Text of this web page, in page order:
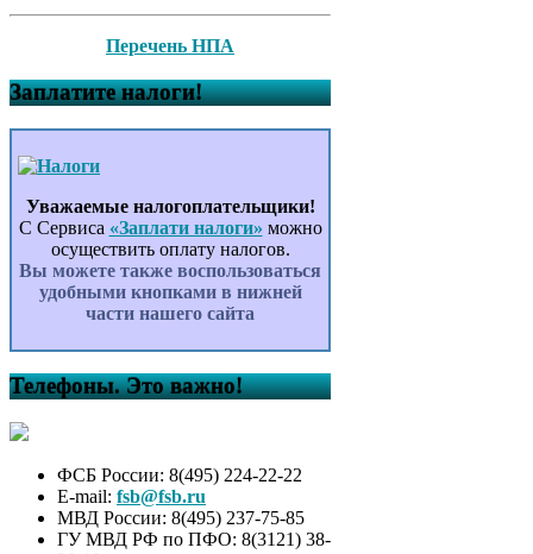
Перечень НПА
Заплатите налоги!
Уважаемые налогоплательщики!
С Сервиса «Заплати налоги» можно
осуществить оплату налогов.
Вы можете также воспользоваться
удобными кнопками в нижней
части нашего сайта
Телефоны. Это важно!
ФСБ России: 8(495) 224-22-22
E-mail: fsb@fsb.ru
МВД России: 8(495) 237-75-85
ГУ МВД РФ по ПФО: 8(3121) 38-